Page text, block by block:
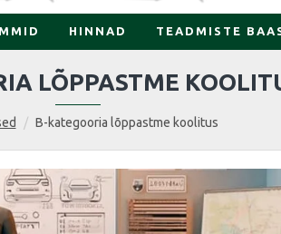
HINNAD TEADMISTE
B-kategooria lõppastme koolitus
LÕPPASTME